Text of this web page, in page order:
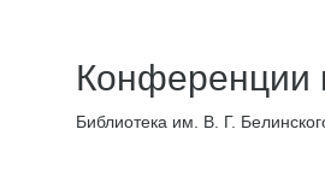
Конференции
Библиотека им. В. Г.